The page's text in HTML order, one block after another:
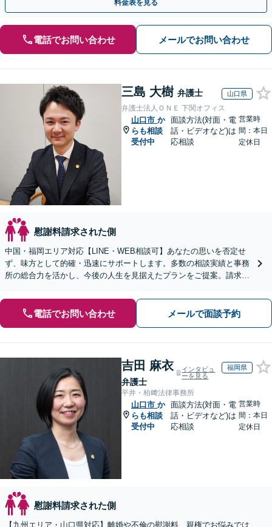
料金表を見る
電話でお問い合わせ メールでお問い合わせ
三島 大樹 弁護士 山口県
弁護士法人ＯＮＥ 下関オフィス
山口市 か
らも相談
受付中
面談方法(対面・電
話・ビデオなど)は
応相談
営業時
間：本日
定休日
慰謝料請求された側
中国・福岡エリア対応【LINE・WEB相談可】あなたの思いを否定せ
ず、味方として的確・迅速にサポートします。多数の相談実績と事務
所の総合力を活かし、今後の人生を見据えたプランをご提案。請求す
電話でお問い合わせ メールで面談予約
吉田 麻衣
弁護士
インタビュ
ーを見る
福岡県
平井・柏﨑法律事務所
山口市 か
らも相談
受付中
面談方法(対面・電
話・ビデオなど)は
応相談
営業時
間：本日
定休日
慰謝料請求された側
【九州エリア・山口県対応】離婚や不倫の慰謝料、親権でお悩みでは